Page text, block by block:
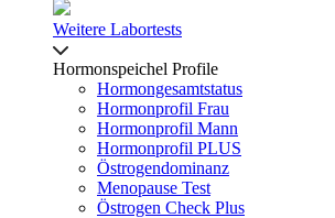
Weitere Labortests
Hormonspeichel Profile
Hormongesamtstatus
Hormonprofil Frau
Hormonprofil Mann
Hormonprofil PLUS
Östrogendominanz
Menopause Test
Östrogen Check Plus